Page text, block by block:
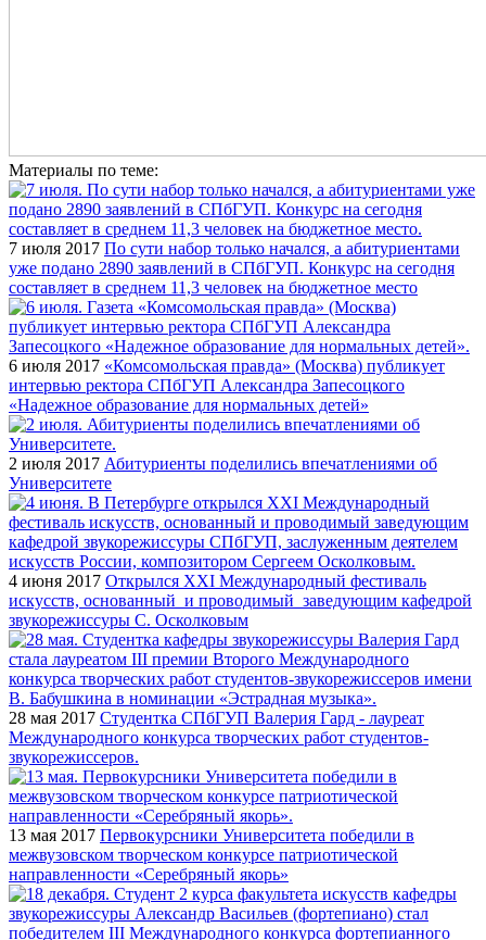
Материалы по теме:
7 июля 2017 По сути набор только начался, а абитуриентами
уже подано 2890 заявлений в СПбГУП. Конкурс на сегодня
составляет в среднем 11,3 человек на бюджетное место
6 июля 2017 «Комсомольская правда» (Москва) публикует
интервью ректора СПбГУП Александра Запесоцкого
«Надежное образование для нормальных детей»
2 июля 2017 Абитуриенты поделились впечатлениями об
Университете
4 июня 2017 Открылся XXI Международный фестиваль
искусств, основанный и проводимый заведующим кафедрой
звукорежиссуры С. Осколковым
28 мая 2017 Студентка СПбГУП Валерия Гард - лауреат
Международного конкурса творческих работ студентов-
звукорежиссеров.
13 мая 2017 Первокурсники Университета победили в
межвузовском творческом конкурсе патриотической
направленности «Серебряный якорь»